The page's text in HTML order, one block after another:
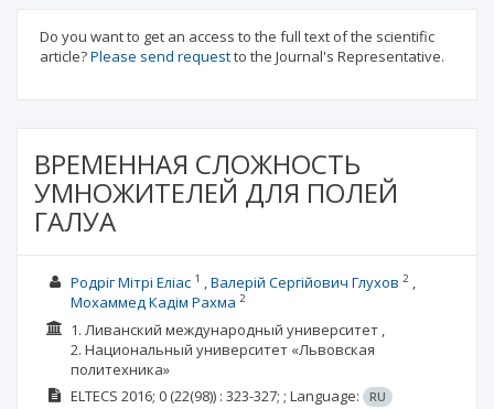
Do you want to get an access to the full text of the scientific
article?Please send requestto the Journal's Representative.
ВРЕМЕННАЯ СЛОЖНОСТЬ
УМНОЖИТЕЛЕЙ ДЛЯ ПОЛЕЙ
ГАЛУА
Родріг Мітрі Еліас1 Валерій Сергійович Глухов 2
Мохаммед Кадім Рахма 2
1. Ливанский международный университет ,
2. Национальный университет «Львовская
политехника»
ELTECS 2016; 0(22(98)) : 323-327; ; Language: RU